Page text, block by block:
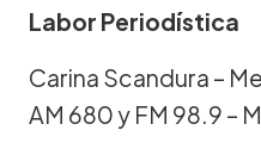
Labor Periodística
Carina Scandura –
AM 680 y FM 98.9 –